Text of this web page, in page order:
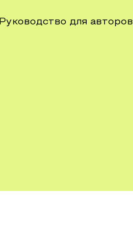
Руководство для авторов